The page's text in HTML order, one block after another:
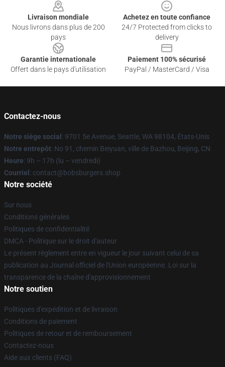
Livraison mondiale
Nous livrons dans plus de 200
pays
Achetez en toute confiance
24/7 Protected from clicks to
delivery
Garantie internationale
Offert dans le pays d'utilisation
Paiement 100% sécurisé
PayPal / MasterCard / Visa
Contactez-nous
Notre siège social : 9701 5e Avenue, Seattle, WA 98104, États-Unis
Notre entrepôt: No 91, chemin Beiyuan, ville de Bazhou, Beijing, CN
Heure: 9h – 17h (lu – vendredi)
Courriel : contact@bobsburgers.shop
Notre société
Sur nous
Conditions générales
Politiques de confidentialité
DMCA - Politique sur le droit d'auteur
Le présent règlement entre en vigueur le jour suivant celui de sa
publication au Journal officiel de l'Union européenne. Loi sur la
transparence de la chaîne d'approvisionnement
Notre soutien
Politiques d'expédition et de livraison
Conditions de paiement
Politiques de retour et de remboursement
Contactez-nous
Aide aux clients (FAQ)